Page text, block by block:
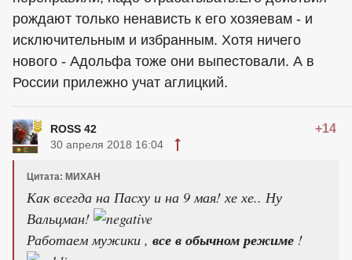
рождают только ненависть к его хозяевам - и
исключительным и избранным. Хотя ничего
нового - Адольфа тоже они выпестовали. А в
России прилежно учат аглицкий.
ROSS 42 +14
30 апреля 2018 16:04
Цитата: МИХАН
Как всегда на Пасху и на 9 мая! хе хе.. Ну
Вальцман!
Работаем мужики , все в обычном режиме !